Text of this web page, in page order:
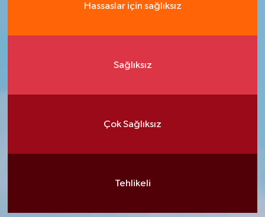
Hassaslar için sağlıksız
Sağlıksız
Çok Sağlıksız
Tehlikeli